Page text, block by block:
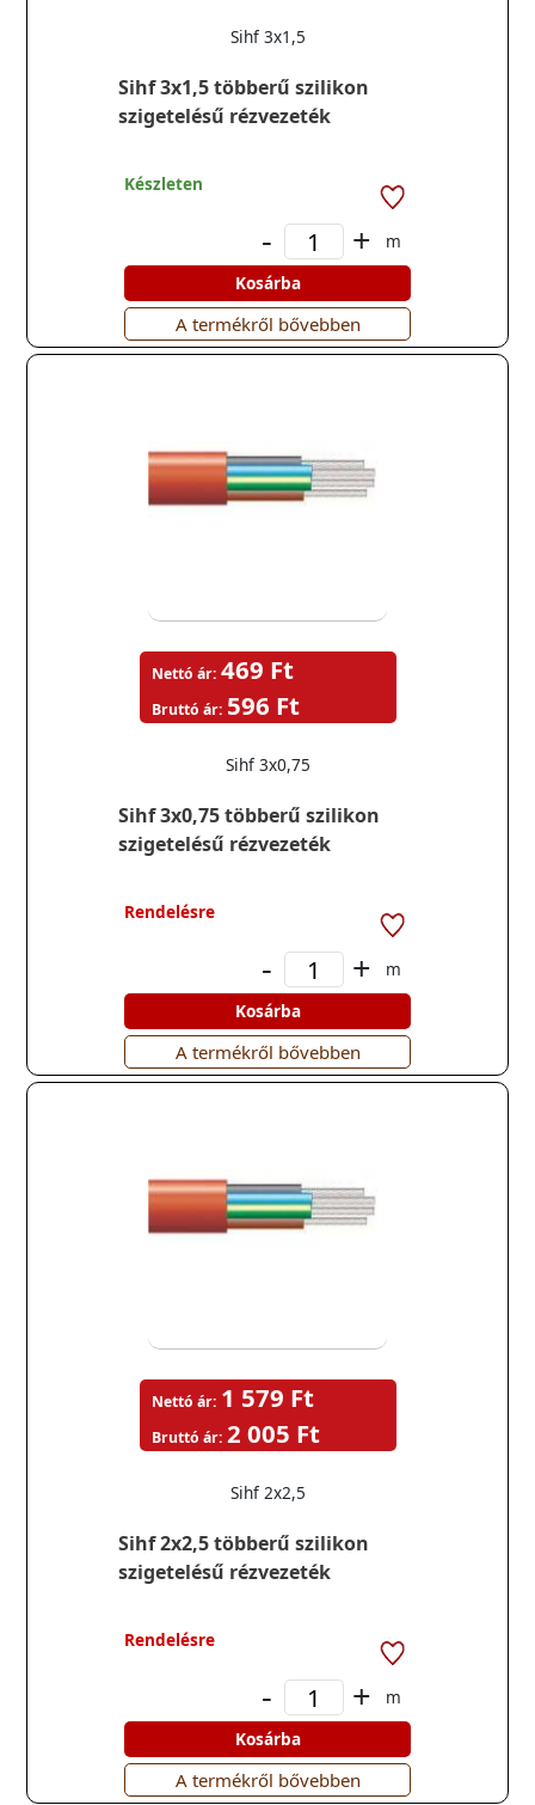
Sihf 3x1,5 többerű szilikon
szigetelésű rézvezeték
Sihf 3x1,5
Készleten
- +
m
Kosárba
A termékről bővebben
Sihf 3x0,75 többerű szilikon
szigetelésű rézvezeték
Sihf 3x0,75
Nettó ár: 469 Ft
Bruttó ár: 596 Ft
Rendelésre
- +
m
Kosárba
A termékről bővebben
Sihf 2x2,5 többerű szilikon
szigetelésű rézvezeték
Sihf 2x2,5
Nettó ár: 1 579 Ft
Bruttó ár: 2 005 Ft
Rendelésre
- +
m
Kosárba
A termékről bővebben